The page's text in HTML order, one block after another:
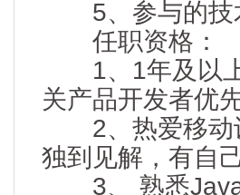
5、参与的技
任职资格：
1、1年及以上
关产品开发者优
2、热爱移动
独到见解，有自
3、 熟悉Java